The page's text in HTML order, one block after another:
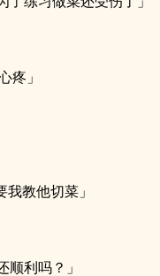
疼」
教他切菜」
利吗？」